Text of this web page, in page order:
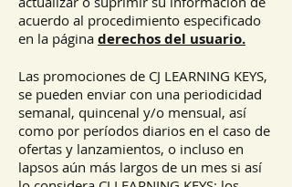
acuerdo al procedimiento especificado
en la página derechos del usuario.
Las promociones de CJ LEARNING KEYS,
se pueden enviar con una periodicidad
semanal, quincenal y/o mensual, así
como por períodos diarios en el caso de
ofertas y lanzamientos, o incluso en
lapsos aún más largos de un mes si así